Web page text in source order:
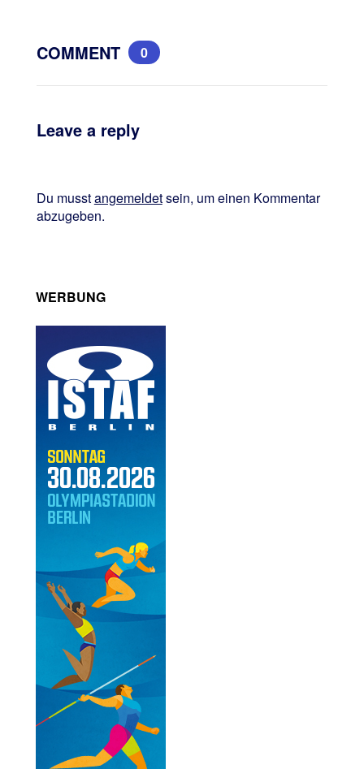
COMMENT 0
Leave a reply
Du musstangemeldetsein, um einen Kommentar
abzugeben.
WERBUNG